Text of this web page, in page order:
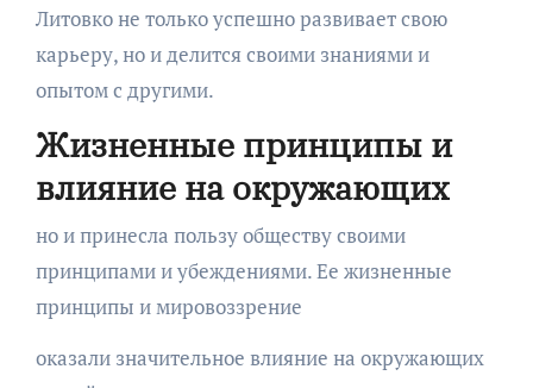
Литовко не только успешно развивает свою
карьеру, но и делится своими знаниями и
опытом с другими.
Жизненные принципы и
влияние на окружающих
но и принесла пользу обществу своими
принципами и убеждениями. Ее жизненные
принципы и мировоззрение
оказали значительное влияние на окружающих